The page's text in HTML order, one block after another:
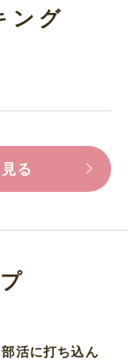
ング
る
部活に打ち込ん